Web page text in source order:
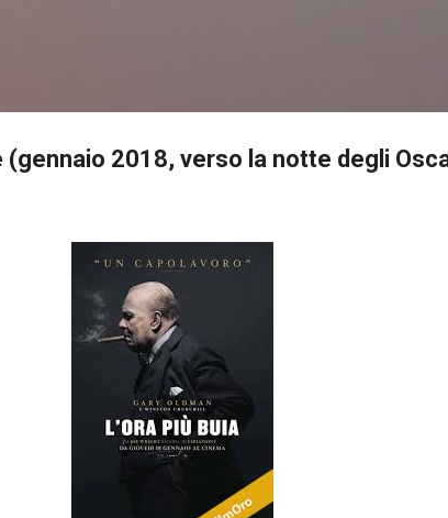
(gennaio 2018, verso la notte degli